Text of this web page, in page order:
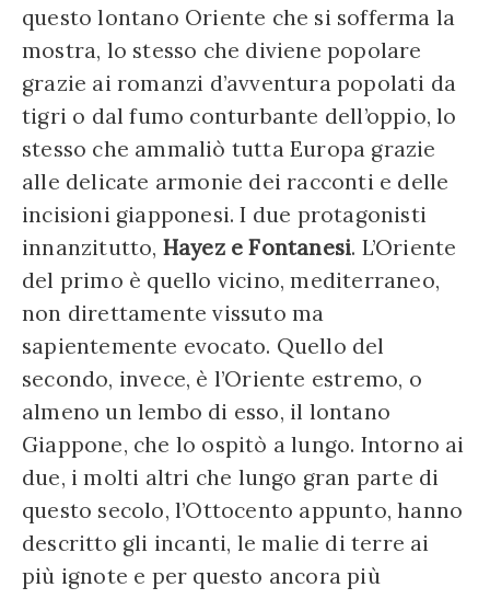
questo lontano Oriente che si sofferma la
mostra, lo stesso che diviene popolare
grazie ai romanzi d’avventura popolati da
tigri o dal fumo conturbante dell’oppio, lo
stesso che ammaliò tutta Europa grazie
alle delicate armonie dei racconti e delle
incisioni giapponesi. I due protagonisti
innanzitutto, Hayez e Fontanesi. L’Oriente
del primo è quello vicino, mediterraneo,
non direttamente vissuto ma
sapientemente evocato. Quello del
secondo, invece, è l’Oriente estremo, o
almeno un lembo di esso, il lontano
Giappone, che lo ospitò a lungo. Intorno ai
due, i molti altri che lungo gran parte di
questo secolo, l’Ottocento appunto, hanno
descritto gli incanti, le malie di terre ai
più ignote e per questo ancora più